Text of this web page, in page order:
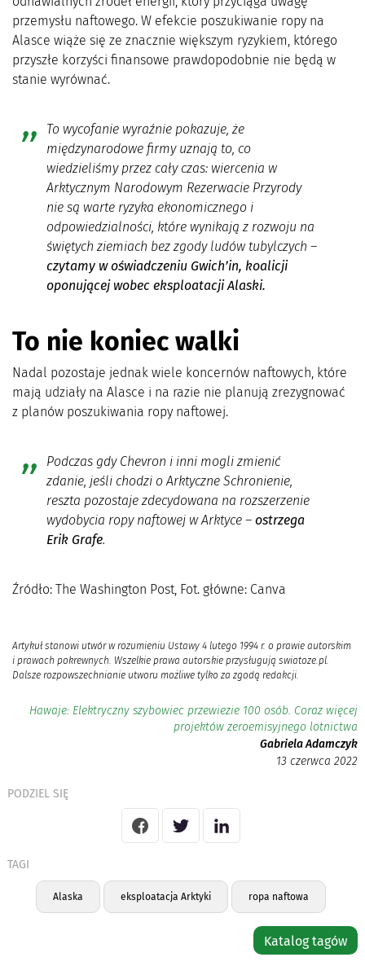
przemysłu naftowego. W efekcie poszukiwanie ropy na
Alasce wiąże się ze znacznie większym ryzykiem, którego
przyszłe korzyści finansowe prawdopodobnie nie będą w
stanie wyrównać.
To wycofanie wyraźnie pokazuje, że
międzynarodowe firmy uznają to, co
wiedzieliśmy przez cały czas: wiercenia w
Arktycznym Narodowym Rezerwacie Przyrody
nie są warte ryzyka ekonomicznego i
odpowiedzialności, które wynikają z rozwoju na
świętych ziemiach bez zgody ludów tubylczych –
czytamy w oświadczeniu Gwich’in, koalicji
oponującej wobec eksploatacji Alaski.
To nie koniec walki
Nadal pozostaje jednak wiele koncernów naftowych, które
mają udziały na Alasce i na razie nie planują zrezygnować
z planów poszukiwania ropy naftowej.
Podczas gdy Chevron i inni mogli zmienić
zdanie, jeśli chodzi o Arktyczne Schronienie,
reszta pozostaje zdecydowana na rozszerzenie
wydobycia ropy naftowej w Arktyce– ostrzega
Erik Grafe.
Źródło: The Washington Post, Fot. główne: Canva
Artykuł stanowi utwór w rozumieniu Ustawy 4 lutego 1994 r. o prawie autorskim
i prawach pokrewnych. Wszelkie prawa autorskie przysługują swiatoze.pl.
Dalsze rozpowszechnianie utworu możliwe tylko za zgodą redakcji.
Hawaje: Elektryczny szybowiec przewiezie 100 osób. Coraz więcej
projektów zeroemisyjnego lotnictwa
Gabriela Adamczyk
13 czerwca 2022
PODZIEL SIĘ
TAGI
Alaska eksploatacja Arktyki ropa naftowa
Katalog tagów